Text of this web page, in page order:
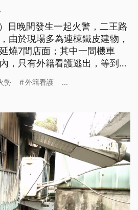
日晚間發生一起火警，二王路
由於現場多為連棟鐵皮建物，
燒7間店面；其中一間機車
，只有外籍看護逃出，等到消
勢 外籍看護 ...